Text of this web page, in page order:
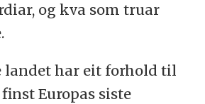
og kva som truar
landet har eit forhold til
Europas siste